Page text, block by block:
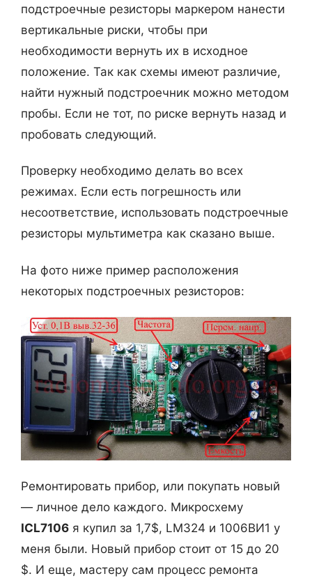
подстроечные резисторы маркером нанести
вертикальные риски, чтобы при
необходимости вернуть их в исходное
положение. Так как схемы имеют различие,
найти нужный подстроечник можно методом
пробы. Если не тот, по риске вернуть назад и
пробовать следующий.
Проверку необходимо делать во всех
режимах. Если есть погрешность или
несоответствие, использовать подстроечные
резисторы мультиметра как сказано выше.
На фото ниже пример расположения
некоторых подстроечных резисторов:
Ремонтировать прибор, или покупать новый
— личное дело каждого. Микросхему
ICL7106 я купил за 1,7$, LM324 и 1006ВИ1 у
меня были. Новый прибор стоит от 15 до 20
$. И еще, мастеру сам процесс ремонта